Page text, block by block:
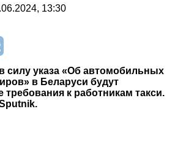
13:30
силу указа «Об автомобильных
в Беларуси будут
к работникам такси.